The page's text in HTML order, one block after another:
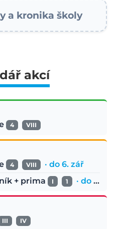
a kronika školy
akcí
4 VIII
4 VIII
· do 6. zář
+ prima I 1 · do 4. zář
III IV